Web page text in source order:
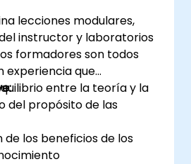
modelos en
lecciones modulares,
instructor y laboratorios
formadores son todos
experiencia que
entre la teoría y la
del propósito de las
de los beneficios de los